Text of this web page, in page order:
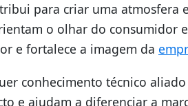
para criar uma atmosfera
o olhar do consumidor
e fortalece a imagem da
conhecimento técnico
e ajudam a diferenciar a